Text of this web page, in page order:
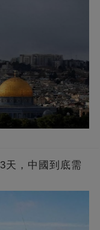
天，中國到底需